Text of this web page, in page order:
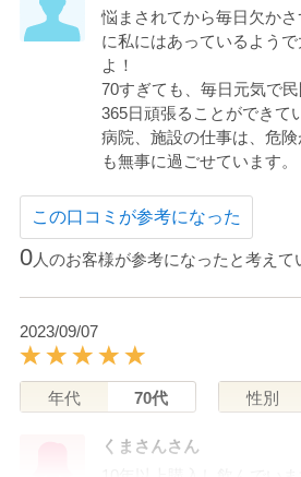
悩まされてから毎日欠か
に私にはあっているよう
よ！
70すぎても、毎日元気で
365日頑張ることができて
病院、施設の仕事は、危
も無事に過ごせています。
この口コミが参考になった
0人のお客様が参考になったと考えて
2023/09/07
年代 70代 性別
くまさんさん